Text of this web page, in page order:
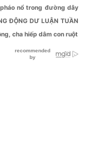
nổ trong đường dây
ĐỘNG DƯ LUẬN TUẦN
cha hiếp dâm con ruột